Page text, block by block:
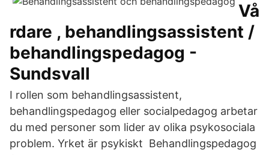
Vå
rdare , behandlingsassistent /
behandlingspedagog -
Sundsvall
I rollen som behandlingsassistent,
behandlingspedagog eller socialpedagog arbetar
du med personer som lider av olika psykosociala
problem. Yrket är psykiskt Behandlingspedagog